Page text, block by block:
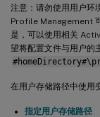
注意：请勿使用用户环
Profile Management
是，可以使用相关
望将配置文件与用户的
在用户存储路径中使用
指定用户存储路径